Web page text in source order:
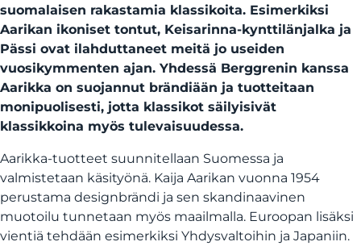
suomalaisen rakastamia klassikoita. Esimerkiksi
Aarikan ikoniset tontut, Keisarinna-kynttilänjalka ja
Pässi ovat ilahduttaneet meitä jo useiden
vuosikymmenten ajan. Yhdessä Berggrenin kanssa
Aarikka on suojannut brändiään ja tuotteitaan
monipuolisesti, jotta klassikot säilyisivät
klassikkoina myös tulevaisuudessa.
Aarikka-tuotteet suunnitellaan Suomessa ja
valmistetaan käsityönä. Kaija Aarikan vuonna 1954
perustama designbrändi ja sen skandinaavinen
muotoilu tunnetaan myös maailmalla. Euroopan lisäksi
vientiä tehdään esimerkiksi Yhdysvaltoihin ja Japaniin.